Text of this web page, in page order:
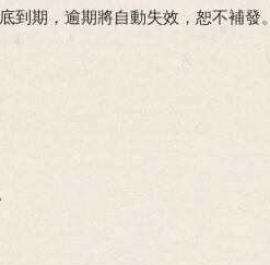
期，逾期將自動失效，恕不補發。